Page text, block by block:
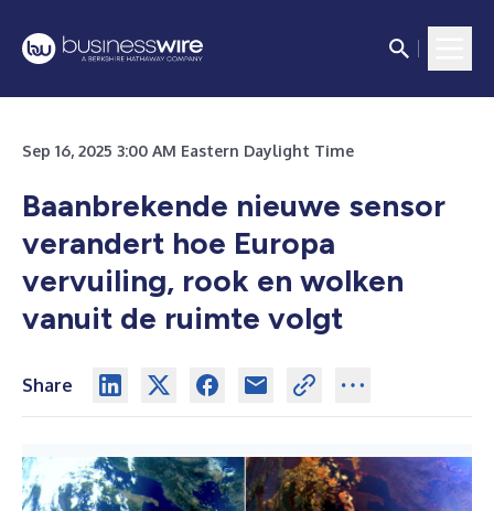
Sep 16, 2025 3:00 AM Eastern Daylight Time
Baanbrekende nieuwe sensor
verandert hoe Europa
vervuiling, rook en wolken
vanuit de ruimte volgt
Share